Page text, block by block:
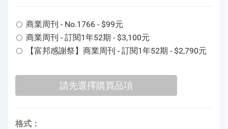
商業周刊 - No.1766 - $99元
商業周刊 - 訂閱1年52期 - $3,100元
【富邦感謝祭】商業周刊 - 訂閱1年52期 - $2,790元
格式：